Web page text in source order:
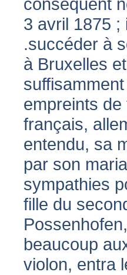
conséquent
3 avril 1875 ;
.succéder à
à Bruxelles
empreints
français,
entendu, sa
par son
sympathies
fille du
beaucoup
violon, entra